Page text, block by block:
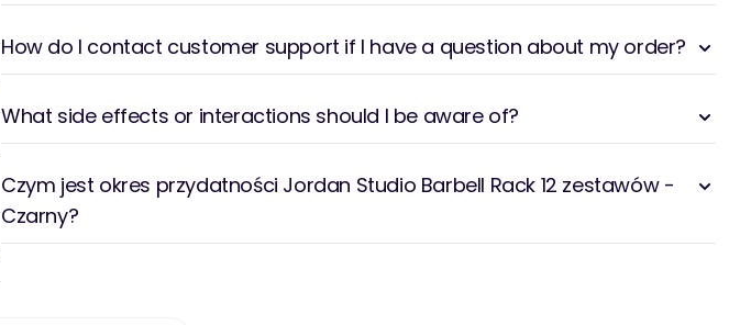
How do I contact customer support if I have a question about my order?
What side effects or interactions should I be aware of?
Czym jest okres przydatności Jordan Studio Barbell Rack 12 zestawów -
Czarny?